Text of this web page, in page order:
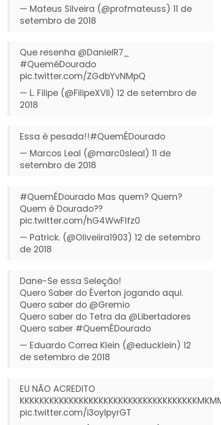
— Mateus Silveira (@profmateuss) 11 de
setembro de 2018
Que resenha @DanielR7_
#QueméDourado
pic.twitter.com/ZGdbYvNMpQ
— L. Filipe (@FilipeXVII) 12 de setembro de
2018
Essa é pesada!!#QuemÉDourado
— Marcos Leal (@marc0sleal) 11 de
setembro de 2018
#QuemÉDourado Mas quem? Quem?
Quem é Dourado??
pic.twitter.com/hG4WwFIfz0
— Patrick. (@Oliveiira1903) 12 de setembro
de 2018
Dane-Se essa Seleção!
Quero Saber do Éverton jogando aqui.
Quero saber do @Gremio
Quero saber do Tetra da @Libertadores
Quero saber #QuemÉDourado
— Eduardo Correa Klein (@educklein) 12
de setembro de 2018
EU NÃO ACREDITO
pic.twitter.com/i3oyIpyrGT